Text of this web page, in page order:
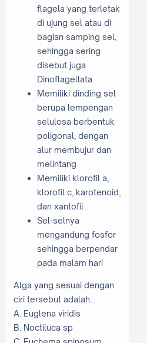
flagela yang terletak
di ujung sel atau di
bagian samping sel,
sehingga sering
disebut juga
Dinoflagellata.
Memiliki dinding sel
berupa lempengan
selulosa berbentuk
poligonal, dengan
alur membujur dan
melintang
Memiliki klorofil a,
klorofil c, karotenoid,
dan xantofil
Sel-selnya
mengandung fosfor
sehingga berpendar
pada malam hari
Alga yang sesuai dengan
ciri tersebut adalah...
A. Euglena viridis
B. Noctiluca sp